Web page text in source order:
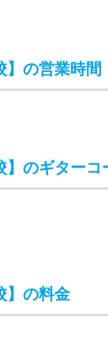
のアクセス
の営業時間
】のギターコ
の料金